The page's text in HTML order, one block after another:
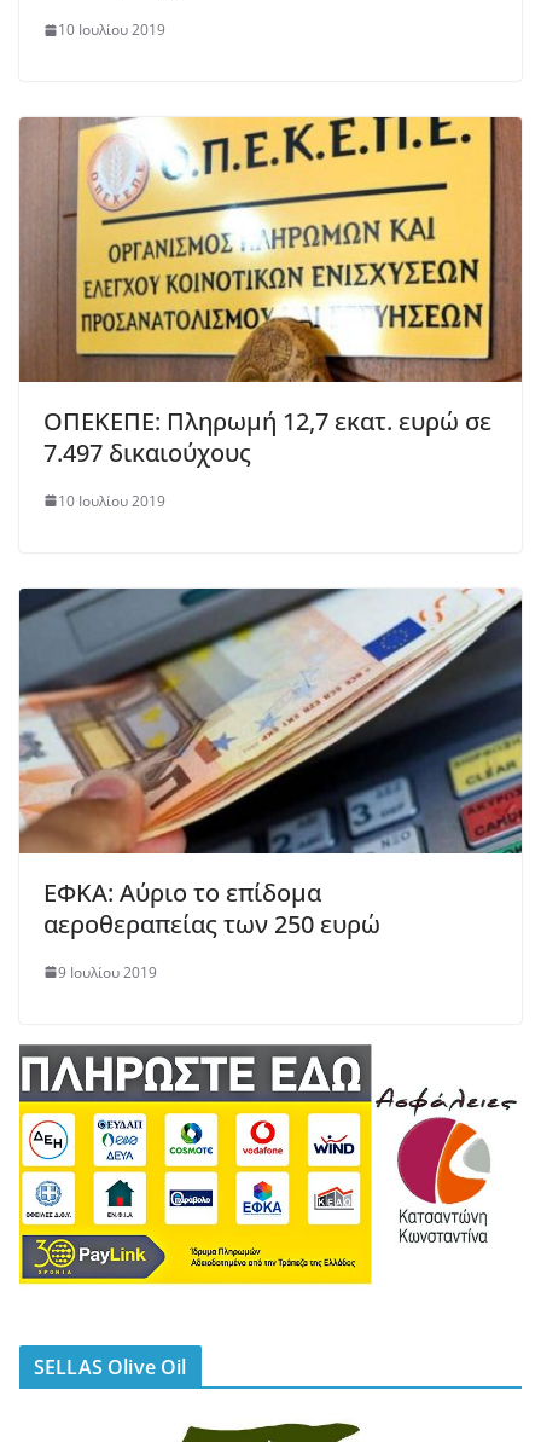
10 Ιουλίου 2019
ΟΠΕΚΕΠΕ: Πληρωμή 12,7 εκατ. ευρώ σε
7.497 δικαιούχους
10 Ιουλίου 2019
ΕΦΚΑ: Αύριο το επίδομα
αεροθεραπείας των 250 ευρώ
9 Ιουλίου 2019
SELLAS Olive Oil